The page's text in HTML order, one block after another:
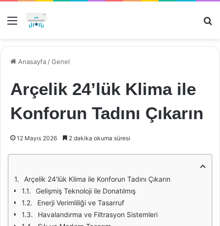
Menü
Anasayfa /Genel
Arçelik 24’lük Klima ile
Konforun Tadını Çıkarın
12 Mayıs 2026 2 dakika okuma süresi
Arçelik 24'lük Klima ile Konforun Tadını Çıkarın
Gelişmiş Teknoloji ile Donatılmış
Enerji Verimliliği ve Tasarruf
Havalandırma ve Filtrasyon Sistemleri